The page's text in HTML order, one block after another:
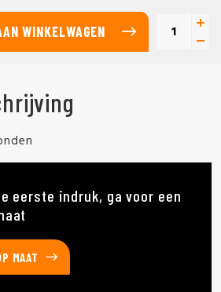
WINKELWAGEN
eerste indruk, ga voor een
MAAT